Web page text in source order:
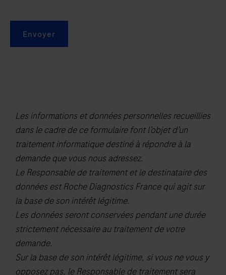
Envoyer
Les informations et données personnelles recueillies
dans le cadre de ce formulaire font l’objet d’un
traitement informatique destiné à répondre à la
demande que vous nous adressez.
Le Responsable de traitement et le destinataire des
données est Roche Diagnostics France qui agit sur
la base de son intérêt légitime.
Les données seront conservées pendant une durée
strictement nécessaire au traitement de votre
demande.
Sur la base de son intérêt légitime, si vous ne vous y
opposez pas, le Responsable de traitement sera